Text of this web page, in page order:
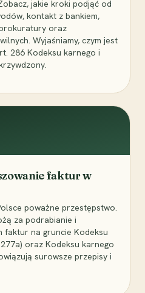
jakie kroki podjąć od
kontakt z bankiem,
oraz
Wyjaśniamy, czym jest
286 Kodeksu karnego i
faktur w
poważne przestępstwo.
za podrabianie i
faktur na gruncie Kodeksu
oraz Kodeksu karnego
surowsze przepisy i